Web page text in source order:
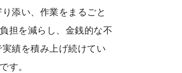
添い、作業をまるごと
担を減らし、金銭的な不
績を積み上げ続けてい
す。